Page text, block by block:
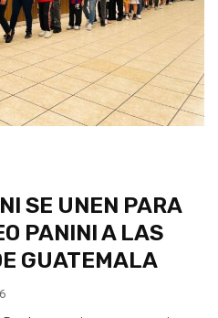
SE UNEN PARA
PANINI A LAS
GUATEMALA